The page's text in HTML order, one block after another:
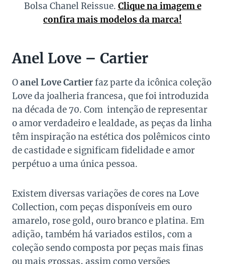
Bolsa Chanel Reissue. Clique na imagem e
confira mais modelos da marca!
Anel Love – Cartier
Oanel Love Cartierfaz parte da icônica coleção
Love da joalheria francesa, que foi introduzida
na década de 70. Com intenção de representar
o amor verdadeiro e lealdade, as peças da linha
têm inspiração na estética dos polêmicos cinto
de castidade e significam fidelidade e amor
perpétuo a uma única pessoa.
Existem diversas variações de cores na Love
Collection, com peças disponíveis em ouro
amarelo, rose gold, ouro branco e platina. Em
adição, também há variados estilos, com a
coleção sendo composta por peças mais finas
ou mais grossas, assim como versões